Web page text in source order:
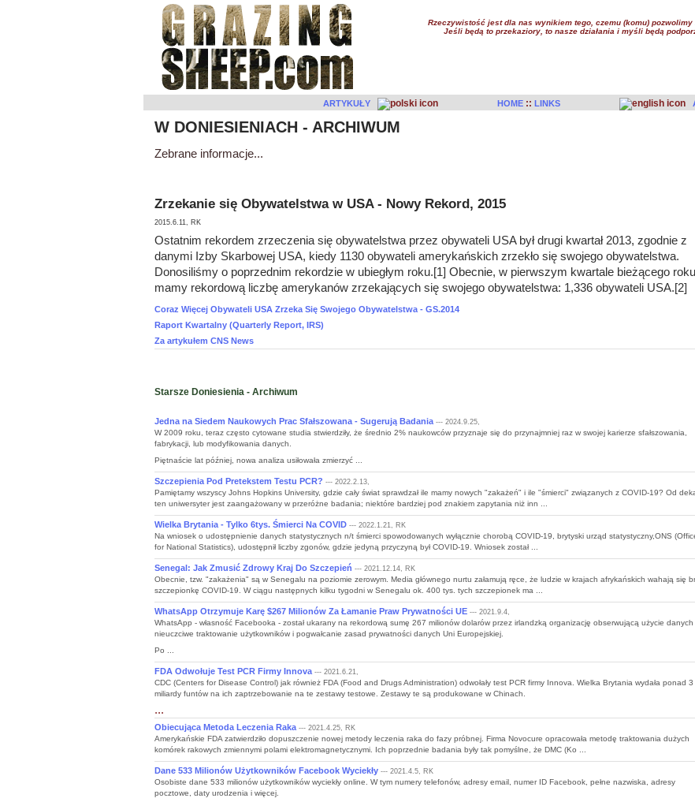
Rzeczywistość jest dla nas wynikiem tego, czemu (komu) pozwolimy
Jeśli będą to przekaziory, to nasze działania i myśli będą
ARTYKUŁY HOME :: LINKS
W DONIESIENIACH - ARCHIWUM
Zebrane informacje...
Zrzekanie się Obywatelstwa w USA - Nowy Rekord, 2015
2015.6.11, RK
Ostatnim rekordem zrzeczenia się obywatelstwa przez obywateli USA był drugi kwartał 2013, zgodnie z
danymi Izby Skarbowej USA, kiedy 1130 obywateli amerykańskich zrzekło się swojego obywatelstwa.
Donosiliśmy o poprzednim rekordzie w ubiegłym roku.[1] Obecnie, w pierwszym kwartale bieżącego
mamy rekordową liczbę amerykanów zrzekających się swojego obywatelstwa: 1,336 obywateli USA.[2]
Coraz Więcej Obywateli USA Zrzeka Się Swojego Obywatelstwa - GS.2014
Raport Kwartalny (Quarterly Report, IRS)
Za artykułem CNS News
Starsze Doniesienia - Archiwum
Jedna na Siedem Naukowych Prac Sfałszowana - Sugerują Badania--- 2024.9.25,
W 2009 roku, teraz często cytowane studia stwierdziły, że średnio 2% naukowców przyznaje się do przynajmniej raz w swojej karierze sfałszowania,
fabrykacji, lub modyfikowania danych.
Piętnaście lat później, nowa analiza usiłowała zmierzyć ...
Szczepienia Pod Pretekstem Testu PCR? --- 2022.2.13,
Pamiętamy wszyscy Johns Hopkins University, gdzie cały świat sprawdzał ile mamy nowych "zakażeń" i ile "śmierci" związanych z COVID-19? Od
ten uniwersyter jest zaangażowany w przeróżne badania; niektóre bardziej pod znakiem zapytania niż inn ...
Wielka Brytania - Tylko 6tys. Śmierci Na COVID --- 2022.1.21, RK
Na wniosek o udostępnienie danych statystycznych n/t śmierci spowodowanych wyłącznie chorobą COVID-19, brytyski urząd statystyczny,ONS
for National Statistics), udostępnił liczby zgonów, gdzie jedyną przyczyną był COVID-19. Wniosek został ...
Senegal: Jak Zmusić Zdrowy Kraj Do Szczepień --- 2021.12.14, RK
Obecnie, tzw. "zakażenia" są w Senegalu na poziomie zerowym. Media głównego nurtu załamują ręce, że ludzie w krajach afrykańskich wahają się
szczepionkę COVID-19. W ciągu następnych kilku tygodni w Senegalu ok. 400 tys. tych szczepionek ma ...
WhatsApp Otrzymuje Karę $267 Milionów Za Łamanie Praw Prywatności UE --- 2021.9.4,
WhatsApp - własność Facebooka - został ukarany na rekordową sumę 267 milionów dolarów przez irlandzką organizację obserwującą użycie danych
nieuczciwe traktowanie użytkowników i pogwałcanie zasad prywatności danych Uni Europejskiej.
Po ...
FDA Odwołuje Test PCR Firmy Innova--- 2021.6.21,
CDC (Centers for Disease Control) jak również FDA (Food and Drugs Administration) odwołały test PCR firmy Innova. Wielka Brytania wydała ponad 3
miliardy funtów na ich zaptrzebowanie na te zestawy testowe. Zestawy te są produkowane w Chinach.
...
Obiecująca Metoda Leczenia Raka--- 2021.4.25, RK
Amerykańskie FDA zatwierdziło dopuszczenie nowej metody leczenia raka do fazy próbnej. Firma Novocure opracowała metodę traktowania dużych
komórek rakowych zmiennymi polami elektromagnetycznymi. Ich poprzednie badania były tak pomyślne, że DMC (Ko ...
Dane 533 Milionów Użytkowników Facebook Wyciekły --- 2021.4.5, RK
Osobiste dane 533 milionów użytkowników wyciekły online. W tym numery telefonów, adresy email, numer ID Facebook, pełne nazwiska, adresy
pocztowe, daty urodzenia i więcej.